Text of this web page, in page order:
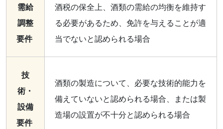
需給
調整
要件
酒税の保全上、酒類の需給の均衡を維持す
る必要があるため、免許を与えることが適
当でないと認められる場合
技
術・
設備
要件
酒類の製造について、必要な技術的能力を
備えていないと認められる場合、または製
造場の設置が不十分と認められる場合